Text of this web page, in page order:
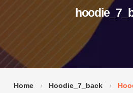
Home Hoodie_7_back